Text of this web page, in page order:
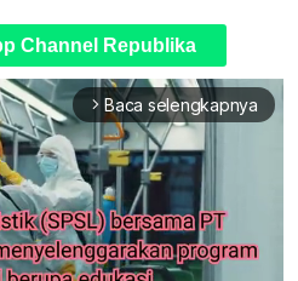
Channel Republika
arrow_forward_ios Baca selengkapnya